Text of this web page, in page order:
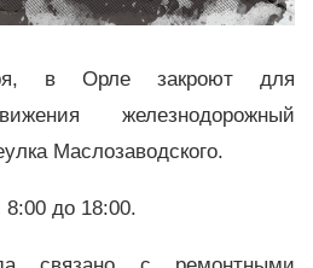
в Орле закроют для
железнодорожный
Маслозаводского.
8:00 до 18:00.